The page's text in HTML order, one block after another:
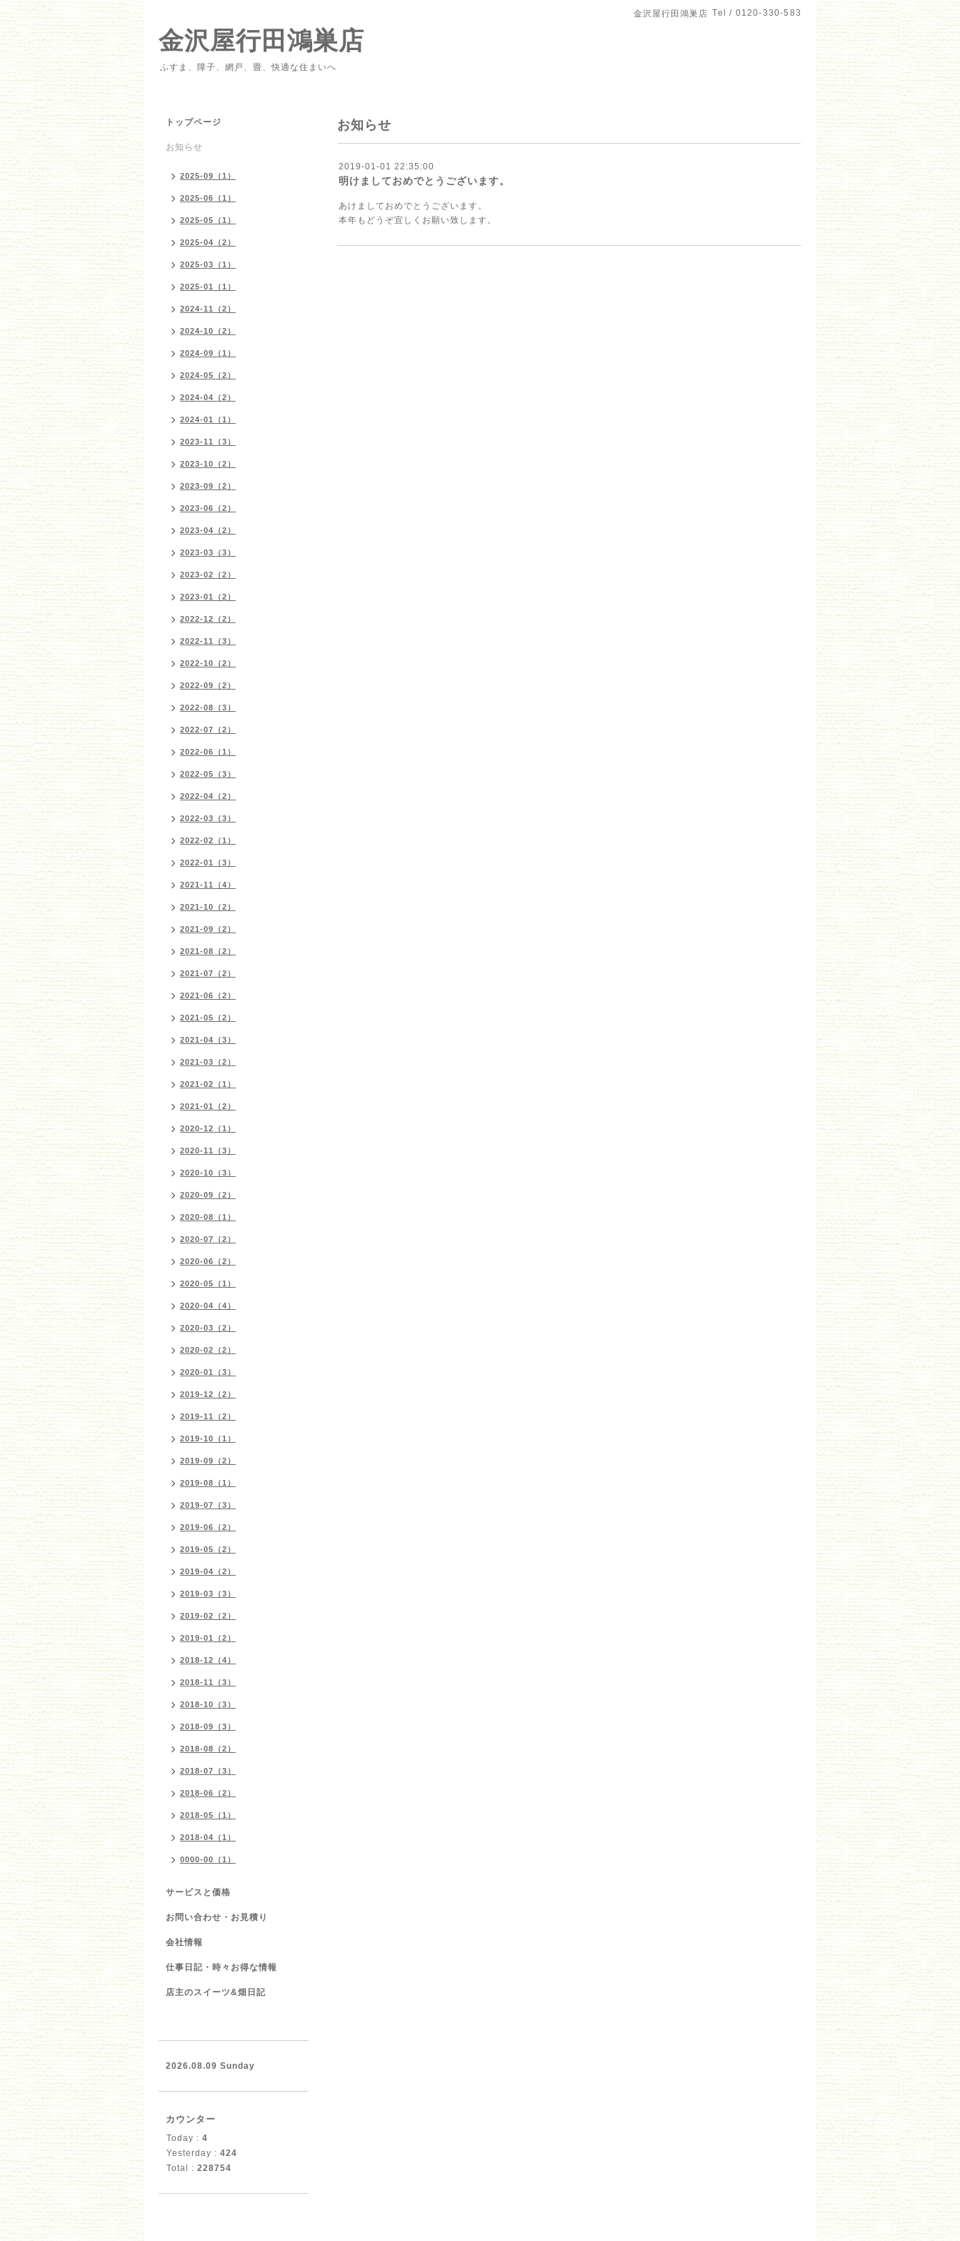
金沢屋行田鴻巣店 Tel / 0120-330-583
金沢屋行田鴻巣店
ふすま、障子、網戸、畳、快適な住まいへ
お知らせ
2019-01-01 22:35:00
明けましておめでとうございます。
あけましておめでとうございます。
本年もどうぞ宜しくお願い致します。
トップページ
お知らせ
2025-09（1）
2025-06（1）
2025-05（1）
2025-04（2）
2025-03（1）
2025-01（1）
2024-11（2）
2024-10（2）
2024-09（1）
2024-05（2）
2024-04（2）
2024-01（1）
2023-11（3）
2023-10（2）
2023-09（2）
2023-06（2）
2023-04（2）
2023-03（3）
2023-02（2）
2023-01（2）
2022-12（2）
2022-11（3）
2022-10（2）
2022-09（2）
2022-08（3）
2022-07（2）
2022-06（1）
2022-05（3）
2022-04（2）
2022-03（3）
2022-02（1）
2022-01（3）
2021-11（4）
2021-10（2）
2021-09（2）
2021-08（2）
2021-07（2）
2021-06（2）
2021-05（2）
2021-04（3）
2021-03（2）
2021-02（1）
2021-01（2）
2020-12（1）
2020-11（3）
2020-10（3）
2020-09（2）
2020-08（1）
2020-07（2）
2020-06（2）
2020-05（1）
2020-04（4）
2020-03（2）
2020-02（2）
2020-01（3）
2019-12（2）
2019-11（2）
2019-10（1）
2019-09（2）
2019-08（1）
2019-07（3）
2019-06（2）
2019-05（2）
2019-04（2）
2019-03（3）
2019-02（2）
2019-01（2）
2018-12（4）
2018-11（3）
2018-10（3）
2018-09（3）
2018-08（2）
2018-07（3）
2018-06（2）
2018-05（1）
2018-04（1）
0000-00（1）
サービスと価格
お問い合わせ・お見積り
会社情報
仕事日記・時々お得な情報
店主のスイーツ&畑日記
2026.08.09 Sunday
カウンター
Today : 4
Yesterday : 424
Total : 228754